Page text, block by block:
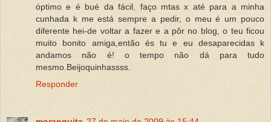
óptimo e é bué da fácil, faço mtas x até para a minha
cunhada k me está sempre a pedir, o meu é um pouco
diferente hei-de voltar a fazer e a pôr no blog, o teu ficou
muito bonito amiga,então és tu e eu desaparecidas k
andamos não é! o tempo não dá para tudo
mesmo.Beijoquinhassss.
Responder